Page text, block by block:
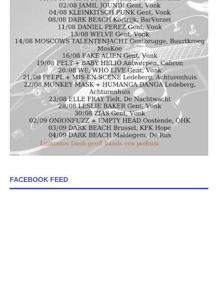
FACEBOOK FEED